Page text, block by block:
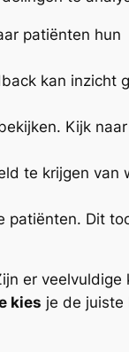
patiënten hun
kan inzicht
Kijk
te krijgen van
patiënten. Dit
er veelvuldige
kies je de juiste